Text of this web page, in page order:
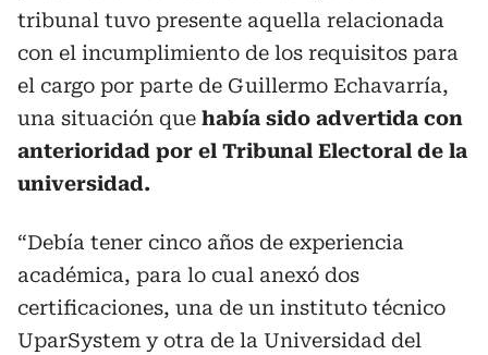
tribunal tuvo presente aquella relacionada
con el incumplimiento de los requisitos para
el cargo por parte de Guillermo Echavarría,
una situación que había sido advertida con
anterioridad por el Tribunal Electoral de la
universidad.
“Debía tener cinco años de experiencia
académica, para lo cual anexó dos
certificaciones, una de un instituto técnico
UparSystem y otra de la Universidad del